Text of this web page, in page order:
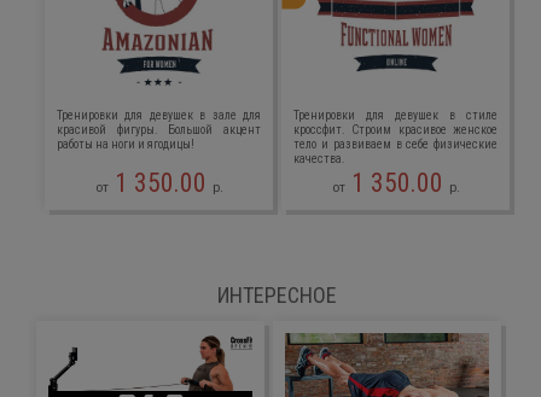
Тренировки для девушек в зале для
красивой фигуры. Большой акцент
работы на ноги и ягодицы!
от1 350.00 р.
Тренировки для девушек в стиле
кроссфит. Строим красивое женское
тело и развиваем в себе физические
качества.
от1 350.00 р.
ИНТЕРЕСНОЕ